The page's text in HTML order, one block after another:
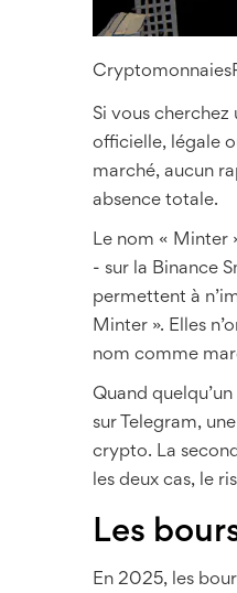
Cryptomonnaies
Si vous
officielle, légale
marché, aucun
absence totale.
Le nom « Minter
- sur la Binance
permettent à
Minter ». Elles
nom comme
Quand
sur Telegram,
crypto. La
les deux cas, le
Les
En 2025, les